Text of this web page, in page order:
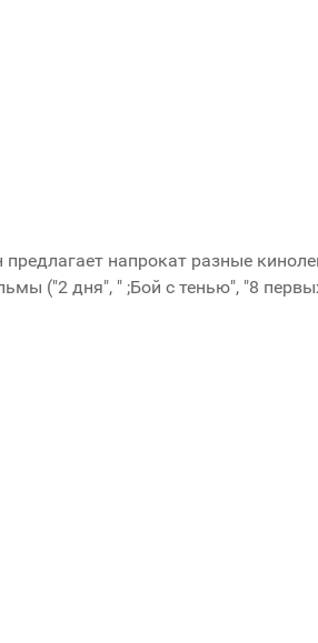
напрокат разные
("2 дня", " ;Бой с тенью", "8